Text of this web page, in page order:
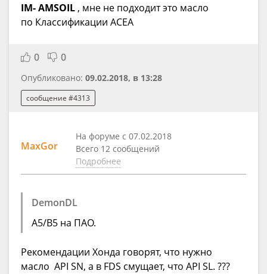
IM- AMSOIL , мне не подходит это масло
по Классификации ACEA
0 0
Опубликовано: 09.02.2018, в 13:28
сообщение #4313
MaxGor
На форуме с 07.02.2018
Всего 12 сообщений
Подробнее
DemonDL
А5/В5 на ПАО.
Рекомендации Хонда говорят, что нужно
масло API SN, а в FDS смущает, что API SL. ???